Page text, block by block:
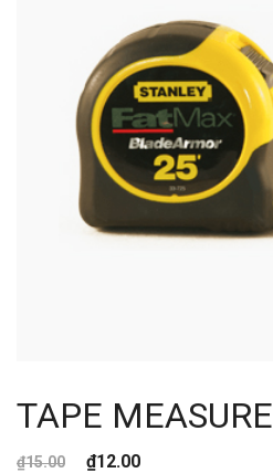
TAPE MEASURE
₫15.00 ₫12.00